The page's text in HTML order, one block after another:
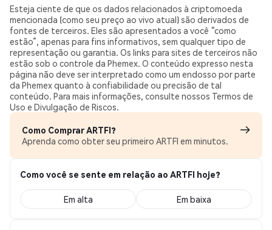
Esteja ciente de que os dados relacionados à criptomoeda
mencionada (como seu preço ao vivo atual) são derivados de
fontes de terceiros. Eles são apresentados a você “como
estão”, apenas para fins informativos, sem qualquer tipo de
representação ou garantia. Os links para sites de terceiros não
estão sob o controle da Phemex. O conteúdo expresso nesta
página não deve ser interpretado como um endosso por parte
da Phemex quanto à confiabilidade ou precisão de tal
conteúdo. Para mais informações, consulte nossos Termos de
Uso e Divulgação de Riscos.
Como Comprar ARTFI?
Aprenda como obter seu primeiro ARTFI em minutos.
Como você se sente em relação ao ARTFI hoje?
Em alta Em baixa